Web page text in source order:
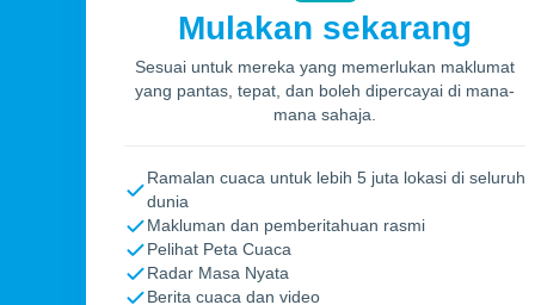
Mulakan sekarang
Sesuai untuk mereka yang memerlukan maklumat
yang pantas, tepat, dan boleh dipercayai di mana-
mana sahaja.
Ramalan cuaca untuk lebih 5 juta lokasi di seluruh
dunia
Makluman dan pemberitahuan rasmi
Pelihat Peta Cuaca
Radar Masa Nyata
Berita cuaca dan video